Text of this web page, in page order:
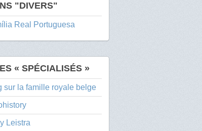
"DIVERS"
Real Portuguesa
« SPÉCIALISÉS »
sur la famille royale belge
Leistra